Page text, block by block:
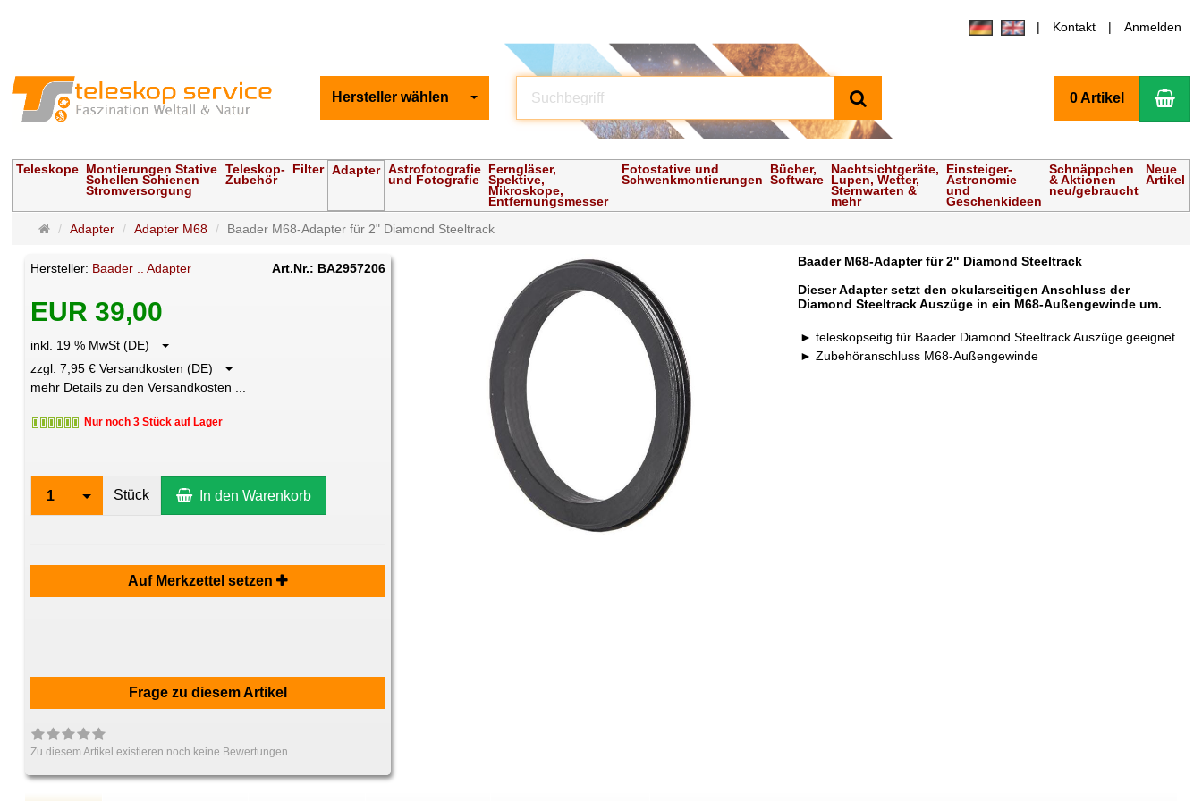
Kontakt Anmelden
Hersteller wählen 0 Artikel
Teleskope Montierungen Stative
Schellen Schienen
Stromversorgung
Teleskop-
Zubehör
Filter Adapter Astrofotografie
und Fotografie
Ferngläser,
Spektive,
Mikroskope,
Entfernungsmesser
Fotostative und
Schwenkmontierungen
Bücher,
Software
Nachtsichtgeräte,
Lupen, Wetter,
Sternwarten &
mehr
Einsteiger-
Astronomie
und
Geschenkideen
Schnäppchen
& Aktionen
neu/gebraucht
Neue
Artikel
Startseite
Adapter Adapter M68 Baader M68-Adapter für 2" Diamond Steeltrack
Hersteller: Baader .. Adapter Art.Nr.: BA2957206
EUR 39,00
inkl. 19 % MwSt (DE)
zzgl. 7,95 € Versandkosten (DE)
mehr Details zu den Versandkosten ...
Nur noch 3 Stück auf Lager
1 Stück In den Warenkorb
Auf Merkzettel setzen
Frage zu diesem Artikel
Zu diesem Artikel existieren noch keine Bewertungen
Baader M68-Adapter für 2" Diamond Steeltrack
Dieser Adapter setzt den okularseitigen Anschluss der
Diamond Steeltrack Auszüge in ein M68-Außengewinde um.
teleskopseitig für Baader Diamond Steeltrack Auszüge geeignet
Zubehöranschluss M68-Außengewinde